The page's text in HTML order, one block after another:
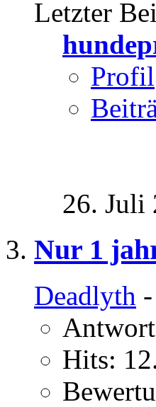
Letzter
Profil
26. Juli
Nur 1
Deadlyth
Hits: